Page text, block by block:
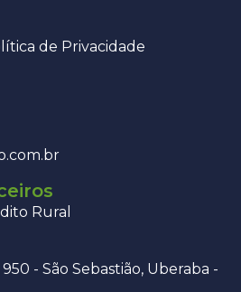
de Privacidade
Rural
- São Sebastião, Uberaba -